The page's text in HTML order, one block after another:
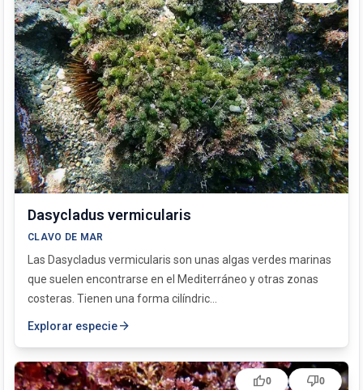
Dasycladus vermicularis
CLAVO DE MAR
Las Dasycladus vermicularis son unas algas verdes marinas
que suelen encontrarse en el Mediterráneo y otras zonas
costeras. Tienen una forma cilíndric...
Explorar especiearrow_forward
thumb_up0 thumb_down0